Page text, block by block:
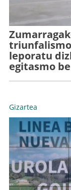
leporatu
egitasmo
Gizartea